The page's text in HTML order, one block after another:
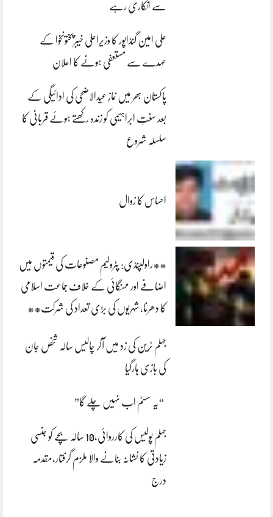
سے انکاری رہے
علی امین گنڈاپور کا وزیراعلیٰ خیبرپختونخوا کے
عہدے سے مستعفی ہونے کا اعلان
پاکستان بھر میں نمازِ عیدالاضحی کی ادائیگی کے
بعد سنتِ ابراہیمی کو زندہ رکھتے ہوئے قربانی کا
سلسلہ شروع
احساس کا زوال
**راولپنڈی: پٹرولیم مصنوعات کی قیمتوں میں
اضافے اور مہنگائی کے خلاف جماعت اسلامی
کا دھرنا، شہریوں کی بڑی تعداد کی شرکت**
جہلم ٹرین کی زد میں آکر چالیس سالہ شخص جان
کی بازی ہارگیا
“یہ سسٹم اب نہیں چلے گا”
جہلم پولیس کی کارروائی،10 سالہ بچے کو جنسی
زیادتی کا نشانہ بنانے والا ملزم گرفتار،مقدمہ
درج